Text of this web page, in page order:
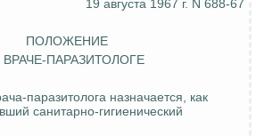
19 августа 1967 г. N 688-67
ПОЛОЖЕНИЕ
ВРАЧЕ-ПАРАЗИТОЛОГЕ
паразитолога назначается, как
санитарно-гигиенический